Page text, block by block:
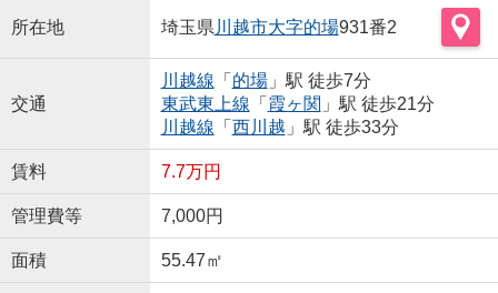
所在地 埼玉県 川越市大字的場931番2
交通
川越線 「 的場」駅 徒歩7分
東武東上線 「 霞ヶ関 」駅 徒歩21分
川越線 「 西川越 」駅 徒歩33分
賃料 7.7万円
管理費等 7,000円
面積 55.47㎡